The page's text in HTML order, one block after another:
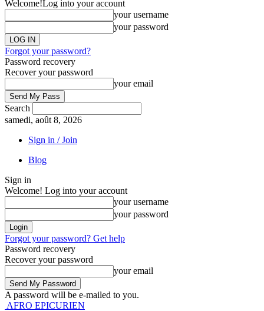
Welcome!Log into your account
your username
your password
Forgot your password?
Password recovery
Recover your password
your email
Search
samedi, août 8, 2026
Sign in / Join
Blog
Sign in
Welcome! Log into your account
your username
your password
Forgot your password? Get help
Password recovery
Recover your password
your email
A password will be e-mailed to you.
AFRO EPICURIEN